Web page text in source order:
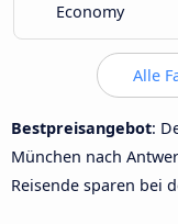
Economy
Alle
Bestpreisangebot:
München nach
Reisende sparen bei